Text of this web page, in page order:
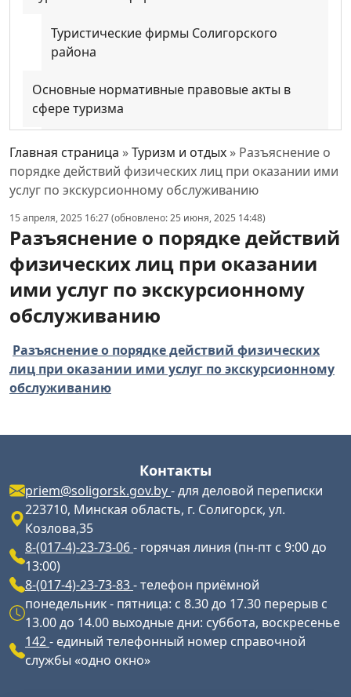
Главная страница »Туризм и отдых » Разъяснение о
порядке действий физических лиц при оказании ими
услуг по экскурсионному обслуживанию
15 апреля, 2025 16:27 (обновлено: 25 июня, 2025 14:48)
Разъяснение о порядке действий
физических лиц при оказании
ими услуг по экскурсионному
обслуживанию
Разъяснение о порядке действий физических
лиц при оказании ими услуг по экскурсионному
обслуживанию
Туристические фирмы Солигорского
района
Основные нормативные правовые акты в
сфере туризма
Документы для оказания кредитной
поддержки субъектам агроэкотуризма
Закон Республики Беларусь от 11 ноября
2021 г. № 129-З «О туризме»
Обоснование необходимости принятия
Закона Республики Беларусь «О
туризме»
СПОРТА И ТУРИЗМА от 30 апреля 2025 г.
№ 10
обслуживании»
Постановление Совета Министров
Республики Беларусь от 2 сентября 2022
г. № 584 «О единой классификации видов
туризма»
Постановление Совета Министров
Республики Беларусь от 11 августа 2022
г. № 523 «Об оказании туристических
услуг»
Контакты
priem@soligorsk.gov.by- для деловой переписки
223710, Минская область, г. Солигорск, ул.
Козлова,35
8-(017-4)-23-73-06- горячая линия (пн-пт с 9:00 до
13:00)
8-(017-4)-23-73-83- телефон приёмной
понедельник - пятница: с 8.30 до 17.30 перерыв с
13.00 до 14.00 выходные дни: суббота, воскресенье
142- единый телефонный номер справочной
службы «одно окно»